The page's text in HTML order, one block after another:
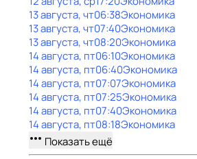
13 августа, чт06:38Экономика
13 августа, чт07:40Экономика
13 августа, чт08:20Экономика
14 августа, пт06:10Экономика
14 августа, пт06:40Экономика
14 августа, пт07:07Экономика
14 августа, пт07:25Экономика
14 августа, пт07:40Экономика
14 августа, пт08:18Экономика
Показать ещё